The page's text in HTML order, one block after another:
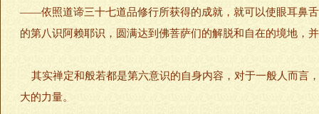
——依照道谛三十七道品修行所获得的成就，就可以使眼耳鼻
的第八识阿赖耶识，圆满达到佛菩萨们的解脱和自在的境地，
其实禅定和般若都是第六意识的自身内容，对于一般人而言
大的力量。